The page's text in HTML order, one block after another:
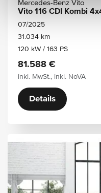
Mercedes-Benz Vito
Vito 116 CDI Kombi
07/2025
31.034 km
120 kW / 163 PS
81.588 €
inkl. MwSt., inkl. NoVA
Details